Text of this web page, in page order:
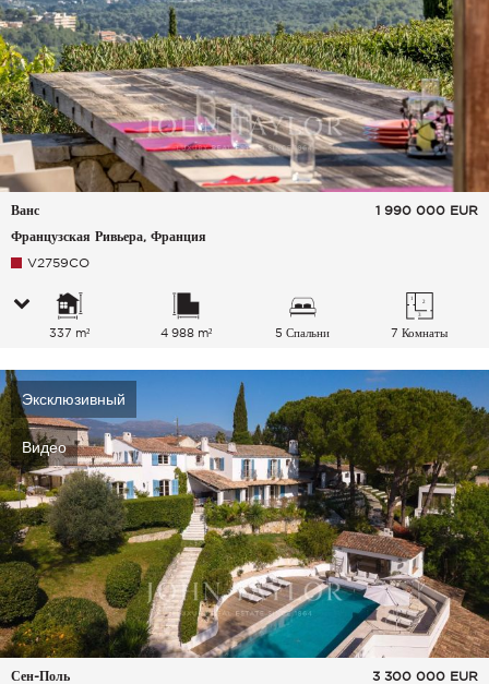
Ванс
Французская Ривьера, Франция
1 990 000 EUR
V2759CO
337 m² 4 988 m² 5 Спальни 7 Комнаты
Эксклюзивный
Видео
Сен-Поль
3 300 000 EUR